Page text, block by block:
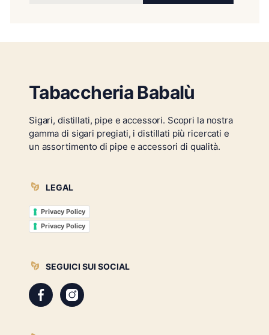
Tabaccheria Babalù
Sigari, distillati, pipe e accessori. Scopri la nostra
gamma di sigari pregiati, i distillati più ricercati e
un assortimento di pipe e accessori di qualità.
LEGAL
Privacy Policy
Privacy Policy
SEGUICI SUI SOCIAL